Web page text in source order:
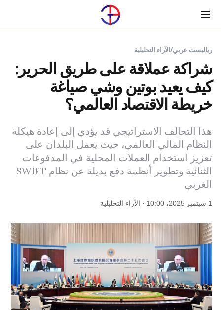
Menu
رياليست عربي/الآراء التحليلية
شراكة عملاقة على طريق الحرير:
كيف يعيد بوتين وشي صياغة
خريطة الاقتصاد العالمي؟
هذا التحالف الاستراتيجي قد يؤدي إلى إعادة هيكلة
النظام المالي العالمي، حيث يعمل البلدان على
تعزيز استخدام العملات المحلية في المدفوعات
الثنائية وتطوير أنظمة دفع بديلة عن نظام SWIFT
الغربي
1 سبتمبر 2025، 10:00 · الآراء التحليلية